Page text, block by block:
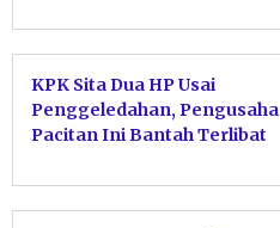
KPK Sita Dua HP Usai
Penggeledahan, Pengusaha
Pacitan Ini Bantah Terlibat